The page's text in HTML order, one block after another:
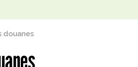
Alternance : les formations des écoles
douanes